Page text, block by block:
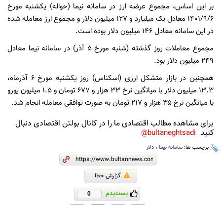
بر این اساس، مجموع عرضه ارز در سامانه نیما (حواله) یکشنبه مورخ
۱۴۰۱/۹/۶ معادل یک میلیارد و ۱۲۷ میلیون دلار و مجموع ارز معامله شده
در این سامانه معادل ۱۴۶ میلیون دلار بوده است.
مجموع معاملات روز گذشته (شنبه مورخ ۵ آذر) در سامانه نیما معادل
۲۴۹ میلیون دلار بود.
همچنین در بازار متشکل ارزی (اسکناس) روز یکشنبه مورخ ۶ آذرماه،
۱۳.۳ میلیون دلار با میانگین نرخ ۳۳ هزار و ۶۷۷ تومان و ۱.۵ میلیون یورو
با میانگین نرخ ۳۵ هزار و ۲۱۷ تومان به صورت توافقی معامله انجام شد.
برای مشاهده مطالب اقتصادی ما را در کانال بولتن اقتصادی دنبال
کنید bultaneghtsadi@
برچسب ها: سامانه نیما ، دلار
گزارش خطا
پسندیدم 0